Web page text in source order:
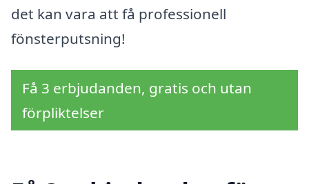
det kan vara att få professionell
fönsterputsning!
Få 3 erbjudanden, gratis och utan
förpliktelser